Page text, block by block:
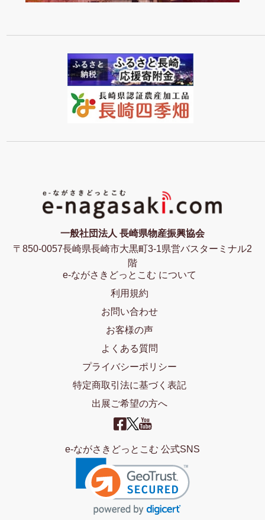
一般社団法人 長崎県物産振興協会
〒850-0057長崎県長崎市大黒町3-1県営バスターミナル2
階
e-ながさきどっとこむ について
利用規約
お問い合わせ
お客様の声
よくある質問
プライバシーポリシー
特定商取引法に基づく表記
出展ご希望の方へ
e-ながさきどっとこむ 公式SNS